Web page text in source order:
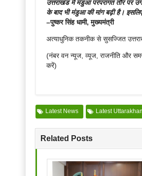
उत्तराखंड में मंडुआ परंपरागत तौर पर
के बाद भी मंडुआ की मांग बढ़ी है।
–पुष्कर सिंह धामी, मुख्यमंत्री
अत्याधुनिक तकनीक से सुसज्जित
(नंबर वन न्यूज, व्यूज, राजनीति और
करें)
Latest News Latest
Related Posts